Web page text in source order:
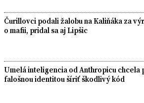
Čurillovci podali žalobu na Kaliňáka za
o mafii, pridal sa aj Lipšic
Umelá inteligencia od Anthropicu chcela
falošnou identitou šíriť škodlivý kód